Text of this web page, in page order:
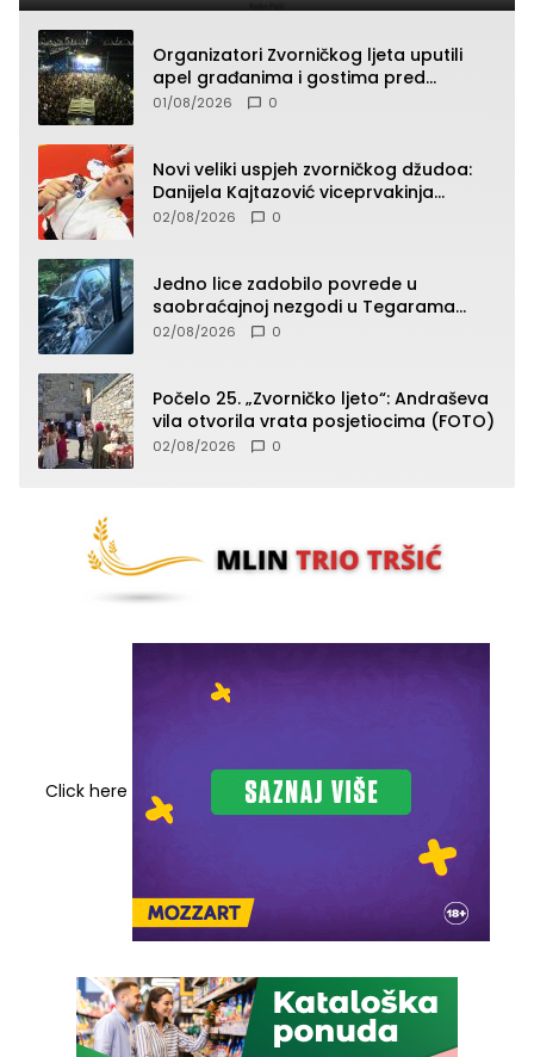
Organizatori Zvorničkog ljeta uputili
apel građanima i gostima pred
početak koncertnog programa
01/08/2026 0
Novi veliki uspjeh zvorničkog džudoa:
Danijela Kajtazović viceprvakinja
Balkana u seniorskoj konkurenciji
02/08/2026 0
Jedno lice zadobilo povrede u
saobraćajnoj nezgodi u Tegarama
(FOTO)
02/08/2026 0
Počelo 25. „Zvorničko ljeto“: Andraševa
vila otvorila vrata posjetiocima (FOTO)
02/08/2026 0
Click here